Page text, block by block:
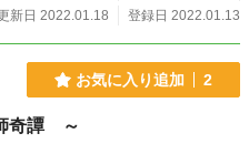
新日 2022.01.18
登録日 2022.01.13
お気に入り追加 2
奇譚 ～